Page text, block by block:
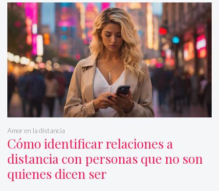
Cómo identificar relaciones a
distancia con personas que no son
quienes dicen ser
Amor en la distancia